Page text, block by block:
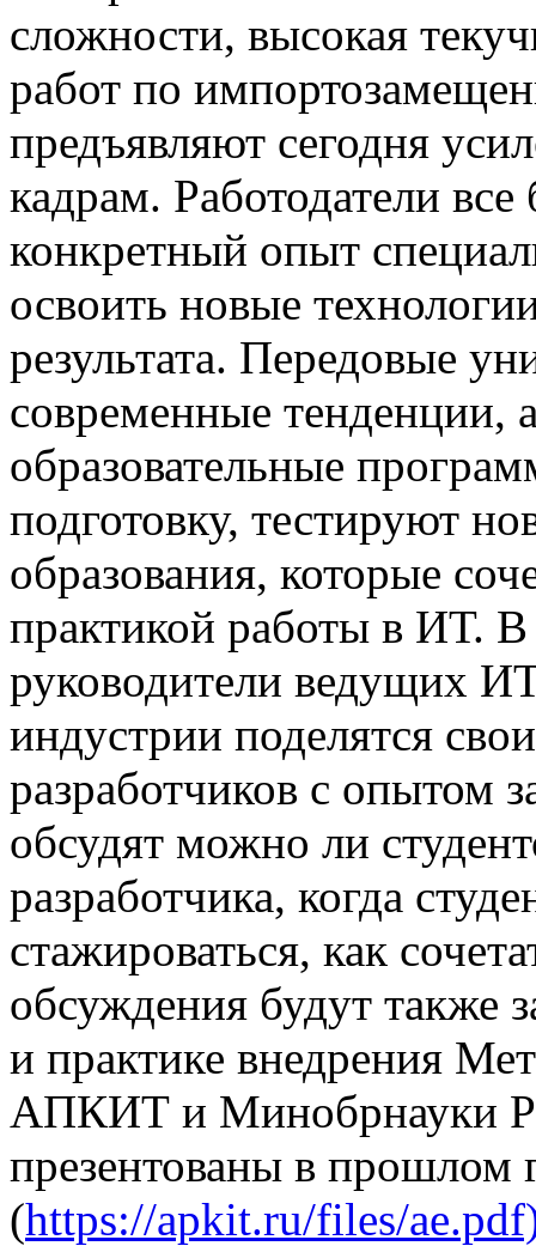
сложности, высокая
работ по
предъявляют сегодня
кадрам. Работодатели
конкретный опыт
освоить новые
результата. Передовые
современные тенденции,
образовательные
подготовку, тестируют
образования, которые
практикой работы в ИТ. В
руководители ведущих
индустрии поделятся
разработчиков с опытом
обсудят можно ли
разработчика, когда
стажироваться, как
обсуждения будут также
и практике внедрения
АПКИТ и Минобрнауки
презентованы в прошлом
(https://apkit.ru/files/